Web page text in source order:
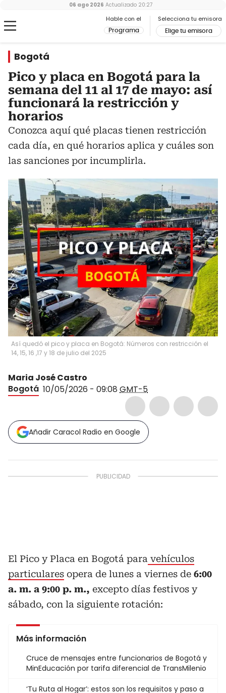
Hable con el
Programa
Selecciona tu emisora
Elige tu emisora
06 ago 2026 Actualizado 20:27
Bogotá
Pico y placa en Bogotá para la
semana del 11 al 17 de mayo: así
funcionará la restricción y
horarios
Conozca aquí qué placas tienen restricción
cada día, en qué horarios aplica y cuáles son
las sanciones por incumplirla.
Así quedó el pico y placa en Bogotá: Números con restricción el
14, 15, 16 ,17 y 18 de julio del 2025
Maria José Castro
Bogotá 10/05/2026 - 09:08 GMT-5
Añadir Caracol Radio en Google
El Pico y Placa en Bogotá para vehículos
particulares opera de lunes a viernes de 6:00
a. m. a 9:00 p. m., excepto días festivos y
sábado, con la siguiente rotación:
Más información
Cruce de mensajes entre funcionarios de Bogotá y
MinEducación por tarifa diferencial de TransMilenio
‘Tu Ruta al Hogar’: estos son los requisitos y paso a